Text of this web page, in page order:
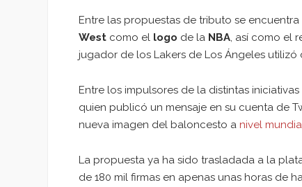
Entre las propuestas de tributo se
West como el logo de la NBA, así como el
jugador de los Lakers de Los Ángeles utilizó
Entre los impulsores de la distintas
quien publicó un mensaje en su cuenta de
nueva imagen del baloncesto a nivel
La propuesta ya ha sido trasladada a la
de 180 mil firmas en apenas unas horas de